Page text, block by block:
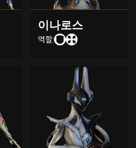
이나로스
역할: